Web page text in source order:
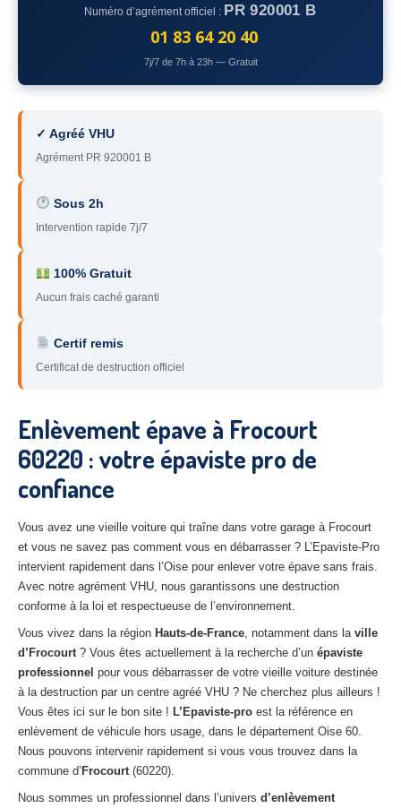
– Yvelines
– Hauts-de-Seine
93– Seine-Saint-Denis
94 – Val-de-Marne
95– Val d’Oise
91 – Essonne
– Yonne
60 – Oise
45 – Loiret
10 – Aube
02– Aisne
Tousles secteurs
CENTREVHU AGRÉE
Centre agréé VHU Paris 75 : casse auto avec destruction
Centreagréé VHU 77 : casse auto avec destruction
Centreagréé VHU 78 : casse auto avec destruction
Centreagréé VHU 91 : casse auto avec destruction
Centreagréé VHU 92 : casse auto avec destruction
agréé VHU 93 : casse auto avec destruction
Numéro d’agrément officiel : PR 920001 B
01 83 64 20 40
7j/7 de 7h à 23h — Gratuit
✓ Agréé VHU
Agrément PR 920001 B
Sous 2h
Intervention rapide 7j/7
100% Gratuit
Aucun frais caché garanti
Certif remis
Certificat de destruction officiel
Enlèvement épave à Frocourt
60220 : votre épaviste pro de
confiance
Vous avez une vieille voiture qui traîne dans votre garage à Frocourt
et vous ne savez pas comment vous en débarrasser ? L’Epaviste-Pro
intervient rapidement dans l’Oise pour enlever votre épave sans frais.
Avec notre agrément VHU, nous garantissons une destruction
conforme à la loi et respectueuse de l’environnement.
Vous vivez dans la région Hauts-de-France, notamment dans la ville
d’Frocourt? Vous êtes actuellement à la recherche d’un épaviste
professionnel pour vous débarrasser de votre vieille voiture destinée
à la destruction par un centre agréé VHU ? Ne cherchez plus ailleurs !
Vous êtes ici sur le bon site ! L’Epaviste-pro est la référence en
enlèvement de véhicule hors usage, dans le département Oise 60.
Nous pouvons intervenir rapidement si vous vous trouvez dans la
commune d’ Frocourt(60220).
Nous sommes un professionnel dans l’univers d’enlèvement